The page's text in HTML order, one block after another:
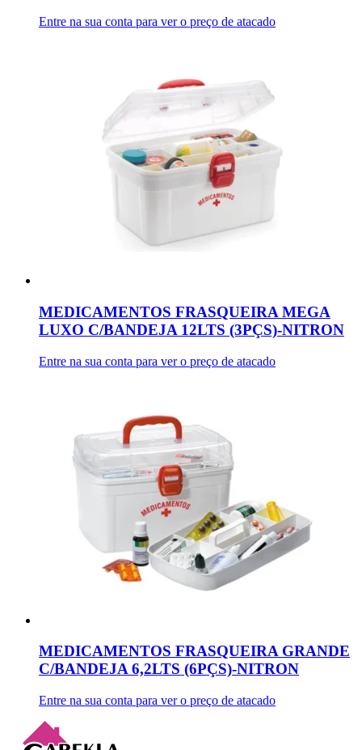
Entre na sua conta para ver o preço de atacado
MEDICAMENTOS FRASQUEIRA MEGA
LUXO C/BANDEJA 12LTS (3PÇS)-NITRON
Entre na sua conta para ver o preço de atacado
MEDICAMENTOS FRASQUEIRA GRANDE
C/BANDEJA 6,2LTS (6PÇS)-NITRON
Entre na sua conta para ver o preço de atacado